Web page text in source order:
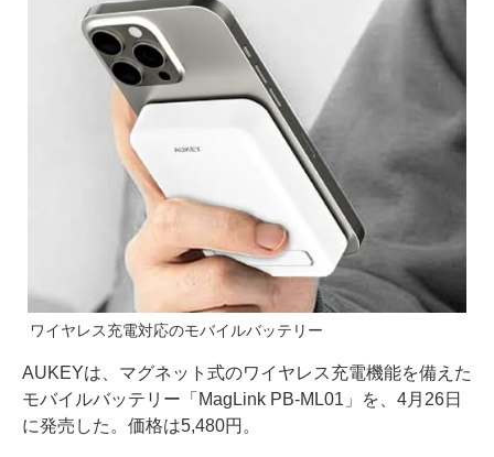
ワイヤレス充電対応のモバイルバッテリー
AUKEYは、マグネット式のワイヤレス充電機能を備えた
モバイルバッテリー「MagLink PB-ML01」を、4月26日
に発売した。価格は5,480円。